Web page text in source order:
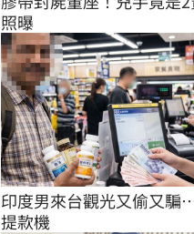
照曝
印度男來台觀光又偷又騙
提款機